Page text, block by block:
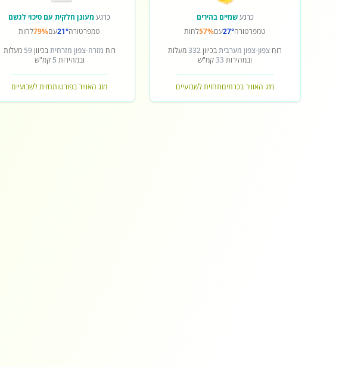
כרגעשמיים בהירים
טמפרטורה27°עם57%לחות
רוח צפון-צפון מערביתבכיוון332מעלות
ובמהירות 33קמ"ש
מזג האוויר בכרתיםתחזית לשבועיים
כרגעמעונן חלקית עם סיכוי לגשם
טמפרטורה21°עם79%לחות
רוח מזרח-צפון מזרחיתבכיוון59 מעלות
ובמהירות 5 קמ"ש
מזג האוויר בפורטותחזית לשבועיים